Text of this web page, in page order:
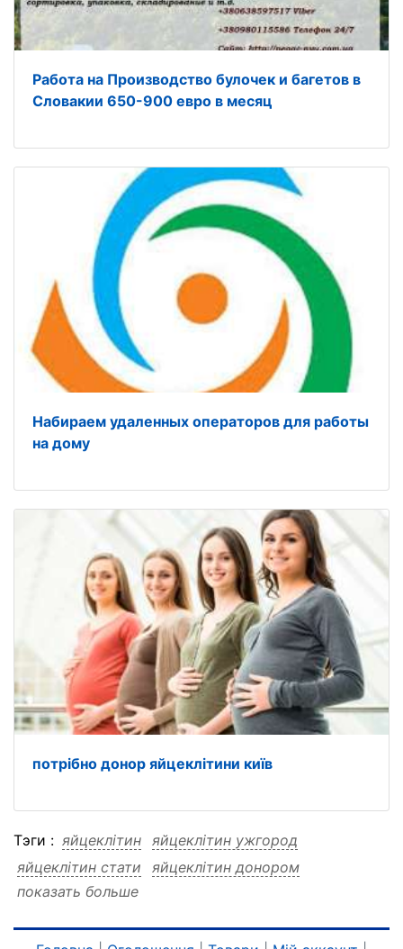
Работа на Производство булочек и багетов в
Словакии 650-900 евро в месяц
Набираем удаленных операторов для работы
на дому
потрібно донор яйцеклітини київ
Тэги : яйцеклітин яйцеклітин ужгород
яйцеклітин стати
яйцеклітин донором
яйцеклітин донором ужгород
показать больше